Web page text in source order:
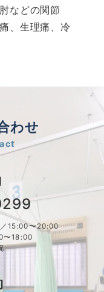
などの関節
、生理痛、冷
わせ
／15:00〜20:00
〜18:00